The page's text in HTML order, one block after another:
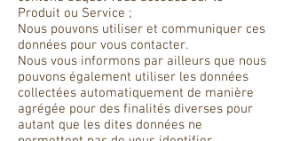
Produit ou Service ;
Nous pouvons utiliser et communiquer ces
données pour vous contacter.
Nous vous informons par ailleurs que nous
pouvons également utiliser les données
collectées automatiquement de manière
agrégée pour des finalités diverses pour
autant que les dites données ne